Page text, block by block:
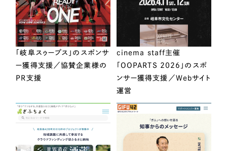
「岐阜スゥープス」のスポンサ
ー獲得支援／協賛企業様の
PR支援
cinema staff主催
「OOPARTS 2026」のスポ
ンサー獲得支援／Webサイト
運営